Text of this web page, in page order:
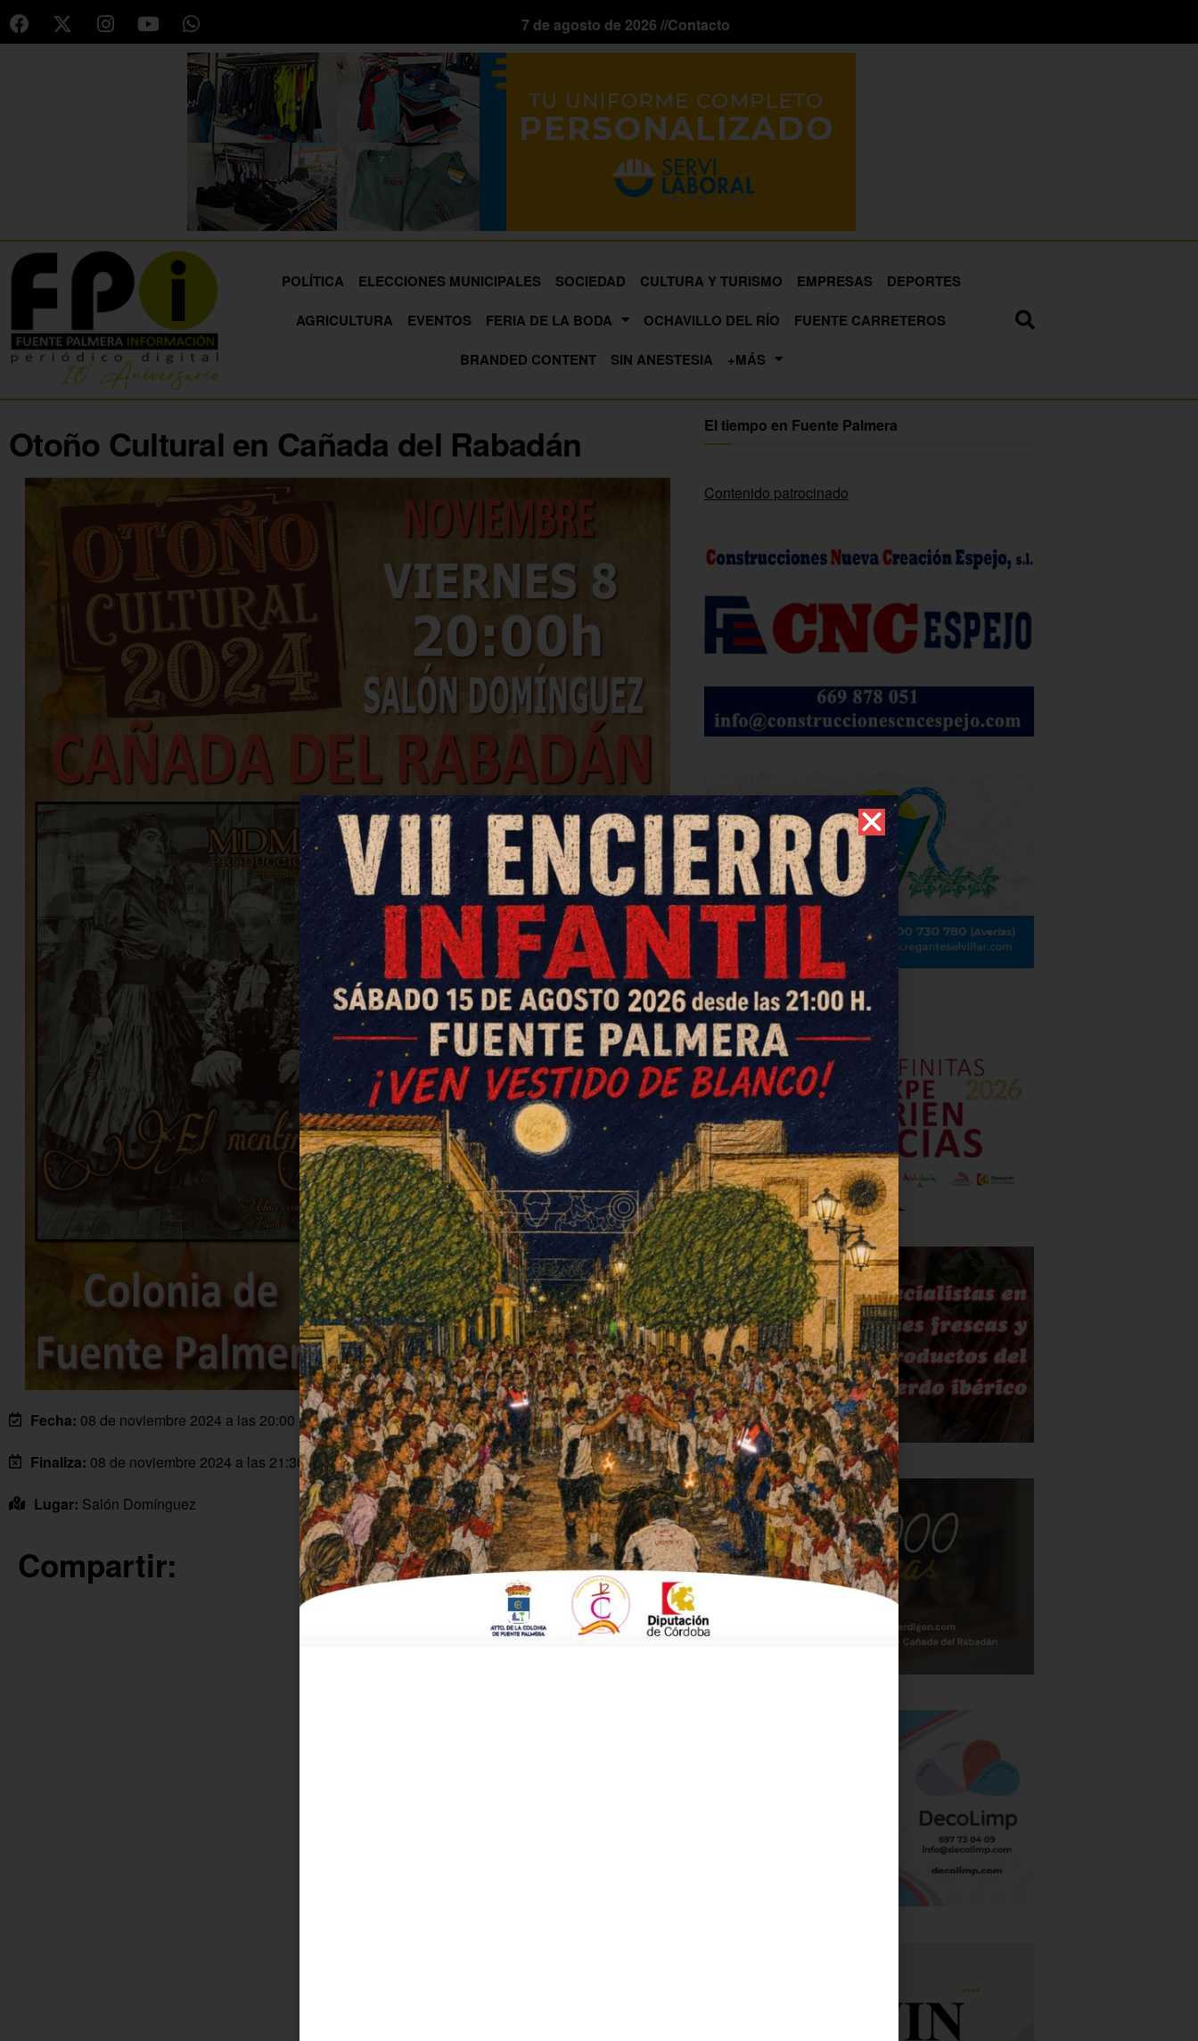
7 de agosto de 2026 //Contacto
POLÍTICA ELECCIONES MUNICIPALES SOCIEDAD CULTURA Y TURISMO EMPRESAS
DEPORTES
AGRICULTURA
EVENTOS FERIA DE LA BODA OCHAVILLO DEL RÍO
FUENTE CARRETEROS
BRANDED CONTENT
SIN ANESTESIA +MÁS
Otoño Cultural en Cañada del Rabadán
Fecha: 08 de noviembre 2024 a las 20:00 horas
Finaliza: 08 de noviembre 2024 a las 21:30 horas
Lugar: Salón Domínguez
Compartir:
El tiempo en Fuente Palmera
Contenido patrocinado